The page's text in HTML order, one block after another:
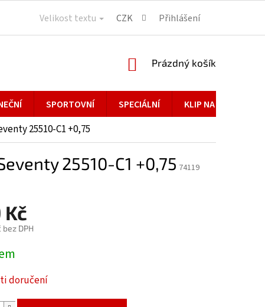
Velikost textu CZK Přihlášení
NÁKUPNÍ
Prázdný košík
SPORTOVNÍ SPECIÁLNÍ KLIP NA BRÝLE
25510-C1 +0,75
25510-C1 +0,75 74119
bez DPH
doručení